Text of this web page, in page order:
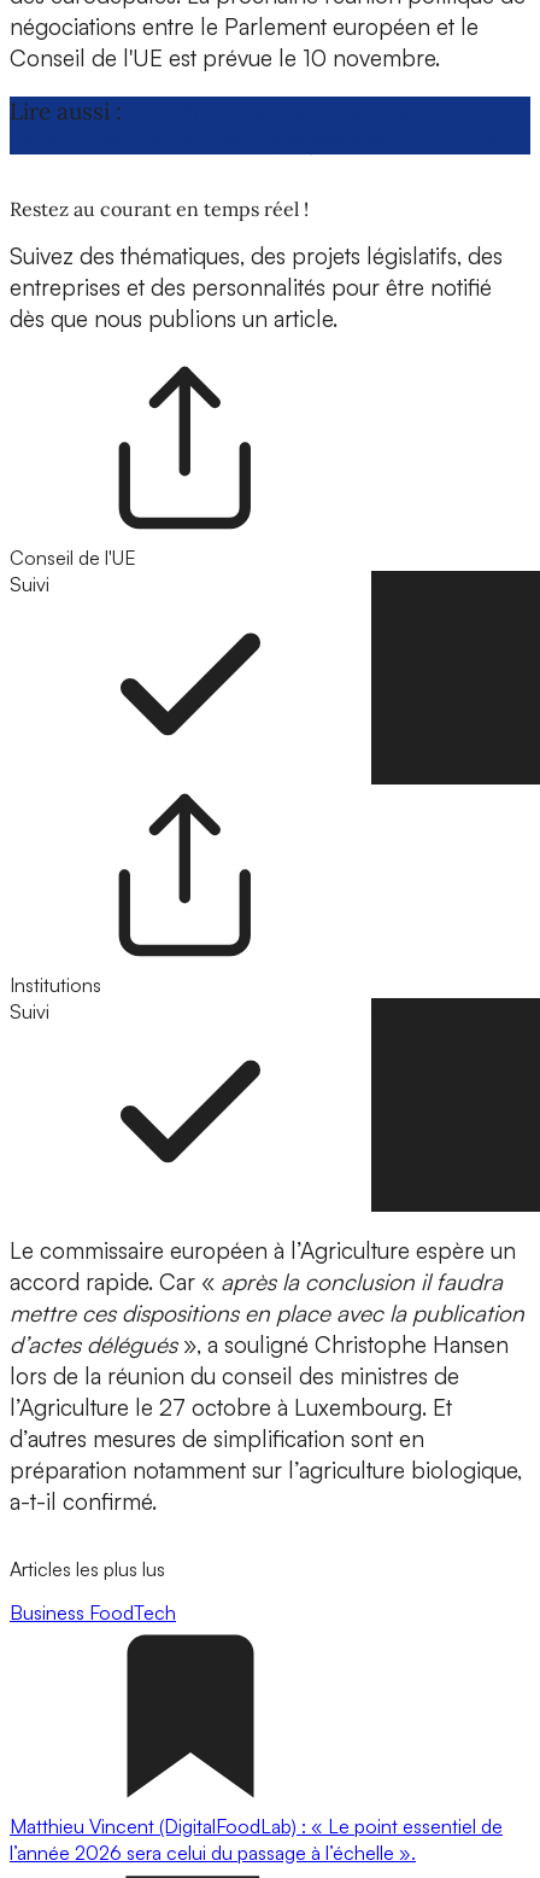
négociations entre le Parlement européen et le
Conseil de l'UE est prévue le 10 novembre.
Lire aussi :
Restez au courant en temps réel !
Suivez des thématiques, des projets législatifs, des
entreprises et des personnalités pour être notifié
dès que nous publions un article.
Conseil de l'UE
Suivi
Institutions
Suivi
Le commissaire européen à l’Agriculture espère un
accord rapide. Car « après la conclusion il faudra
mettre ces dispositions en place avec la publication
d’actes délégués», a souligné Christophe Hansen
lors de la réunion du conseil des ministres de
l’Agriculture le 27 octobre à Luxembourg. Et
d’autres mesures de simplification sont en
préparation notamment sur l’agriculture biologique,
a-t-il confirmé.
Articles les plus lus
Business FoodTech
Matthieu Vincent (DigitalFoodLab) : « Le point essentiel de
l’année 2026 sera celui du passage à l’échelle ».